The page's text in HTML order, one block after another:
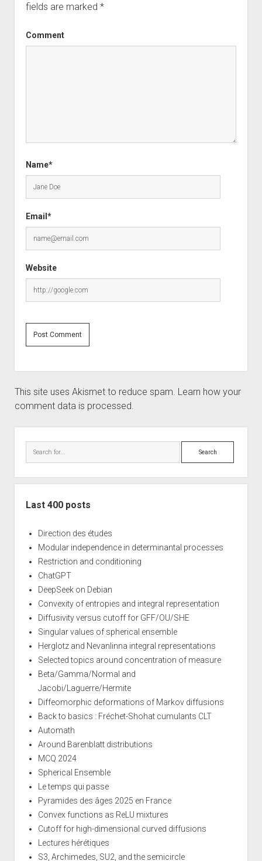
fields are marked *
Comment
Name*
Email*
Website
This site uses Akismet to reduce spam. Learn how your
comment data is processed.
Search
Last 400 posts
Direction des études
Modular independence in determinantal processes
Restriction and conditioning
ChatGPT
DeepSeek on Debian
Convexity of entropies and integral representation
Diffusivity versus cutoff for GFF/OU/SHE
Singular values of spherical ensemble
Herglotz and Nevanlinna integral representations
Selected topics around concentration of measure
Beta/Gamma/Normal and
Jacobi/Laguerre/Hermite
Diffeomorphic deformations of Markov diffusions
Back to basics : Fréchet-Shohat cumulants CLT
Automath
Around Barenblatt distributions
MCQ 2024
Spherical Ensemble
Le temps qui passe
Pyramides des âges 2025 en France
Convex functions as ReLU mixtures
Cutoff for high-dimensional curved diffusions
Lectures hérétiques
S3, Archimedes, SU2, and the semicircle